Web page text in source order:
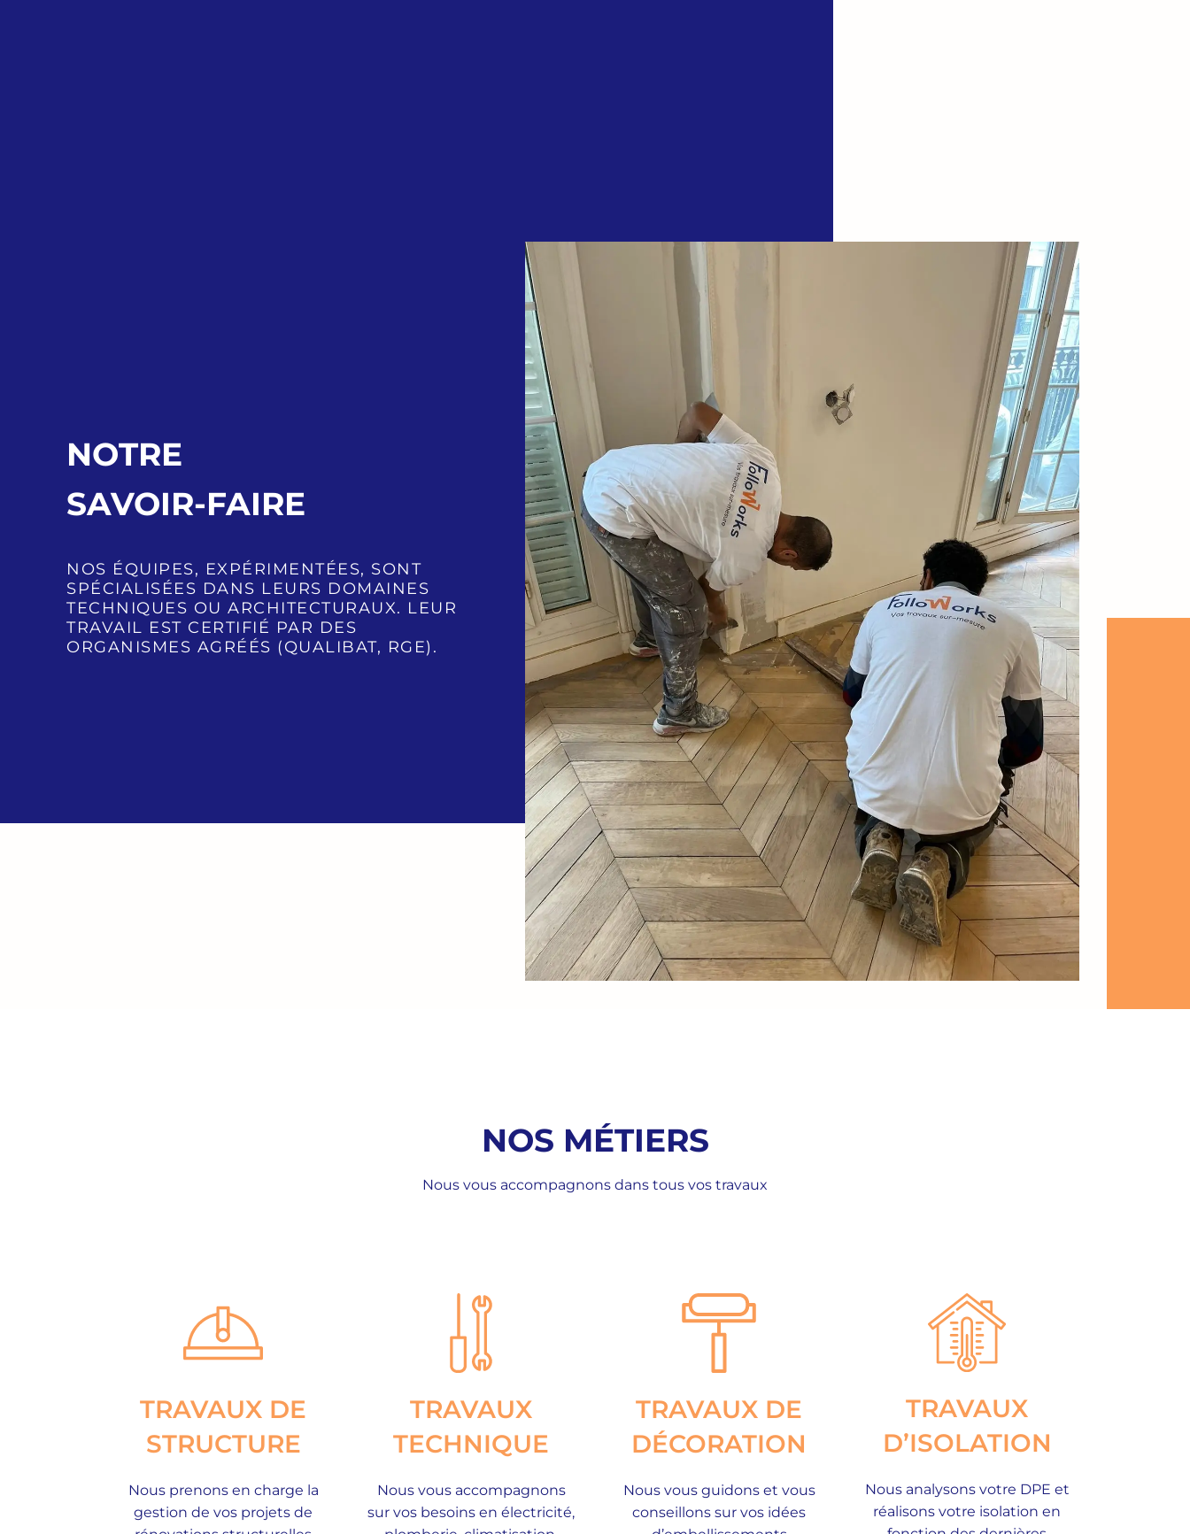
NOTRE
SAVOIR-FAIRE
NOS ÉQUIPES, EXPÉRIMENTÉES, SONT
SPÉCIALISÉES DANS LEURS DOMAINES
TECHNIQUES OU ARCHITECTURAUX. LEUR
TRAVAIL EST CERTIFIÉ PAR DES
ORGANISMES AGRÉÉS (QUALIBAT, RGE).
NOS MÉTIERS
Nous vous accompagnons dans tous vos travaux
TRAVAUX DE
STRUCTURE
Nous prenons en charge la
gestion de vos projets de
TRAVAUX
TECHNIQUE
Nous vous accompagnons
sur vos besoins en électricité,
TRAVAUX DE
DÉCORATION
Nous vous guidons et vous
conseillons sur vos idées
TRAVAUX
D’ISOLATION
Nous analysons votre DPE et
réalisons votre isolation en